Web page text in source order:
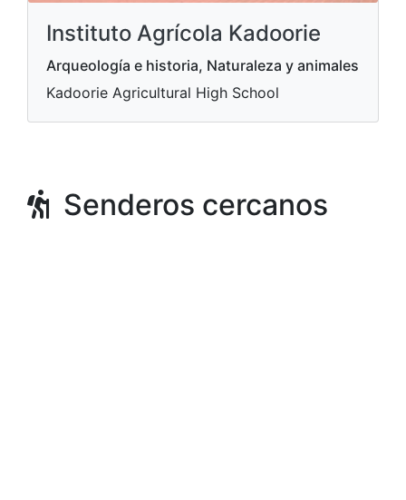
Instituto Agrícola Kadoorie
Arqueología e historia, Naturaleza y animales
Kadoorie Agricultural High School
Senderos cercanos